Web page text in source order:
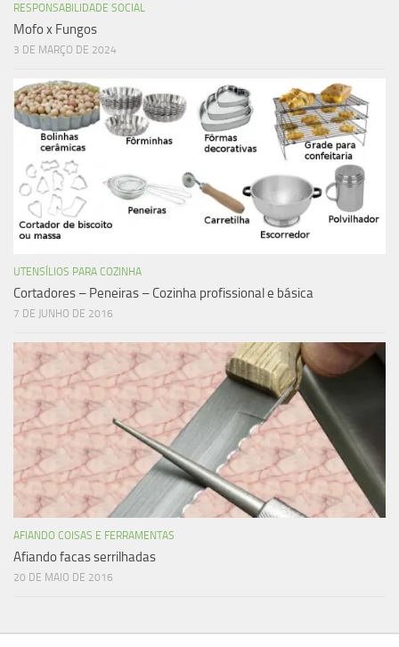
RESPONSABILIDADE SOCIAL
Mofo x Fungos
3 DE MARÇO DE 2024
UTENSÍLIOS PARA COZINHA
Cortadores – Peneiras – Cozinha profissional e básica
7 DE JUNHO DE 2016
AFIANDO COISAS E FERRAMENTAS
Afiando facas serrilhadas
20 DE MAIO DE 2016